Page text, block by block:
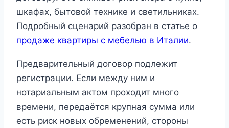
шкафах, бытовой технике и светильниках.
Подробный сценарий разобран в статье о
продаже квартиры с мебелью в Италии.
Предварительный договор подлежит
регистрации. Если между ним и
нотариальным актом проходит много
времени, передаётся крупная сумма или
есть риск новых обременений, стороны